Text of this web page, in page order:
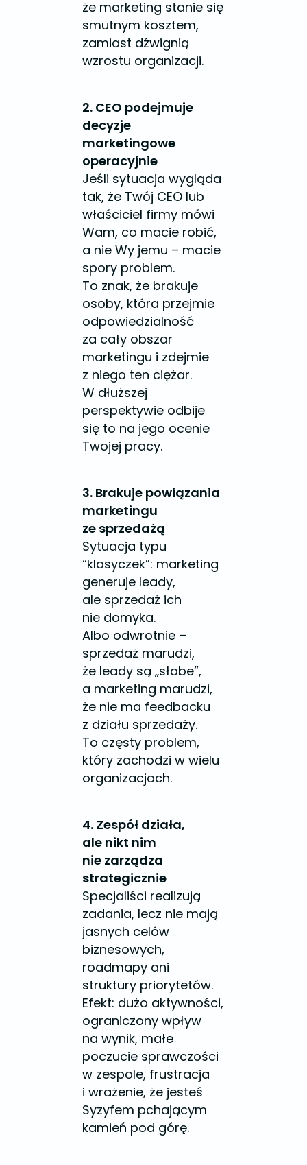
że marketing stanie się
smutnym kosztem,
zamiast dźwignią
wzrostu organizacji.
2. CEO podejmuje
decyzje
marketingowe
operacyjnie
Jeśli sytuacja wygląda
tak, że Twój CEO lub
właściciel firmy mówi
Wam, co macie robić,
a nie Wy jemu – macie
spory problem.
To znak, że brakuje
osoby, która przejmie
odpowiedzialność
za cały obszar
marketingu i zdejmie
z niego ten ciężar.
W dłuższej
perspektywie odbije
się to na jego ocenie
Twojej pracy.
3. Brakuje powiązania
marketingu
ze sprzedażą
Sytuacja typu
“klasyczek”: marketing
generuje leady,
ale sprzedaż ich
nie domyka.
Albo odwrotnie –
sprzedaż marudzi,
że leady są „słabe”,
a marketing marudzi,
że nie ma feedbacku
z działu sprzedaży.
To częsty problem,
który zachodzi w wielu
organizacjach.
4. Zespół działa,
ale nikt nim
nie zarządza
strategicznie
Specjaliści realizują
zadania, lecz nie mają
jasnych celów
biznesowych,
roadmapy ani
struktury priorytetów.
Efekt: dużo aktywności,
ograniczony wpływ
na wynik, małe
poczucie sprawczości
w zespole, frustracja
i wrażenie, że jesteś
Syzyfem pchającym
kamień pod górę.